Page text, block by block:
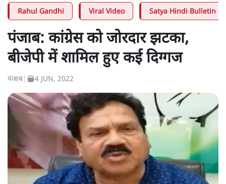
Rahul Gandhi Viral Video Satya Hindi Bulletin
पंजाब: कांग्रेस को जोरदार झटका,
बीजेपी में शामिल हुए कई दिग्गज
पंजाब 4 JUN, 2022